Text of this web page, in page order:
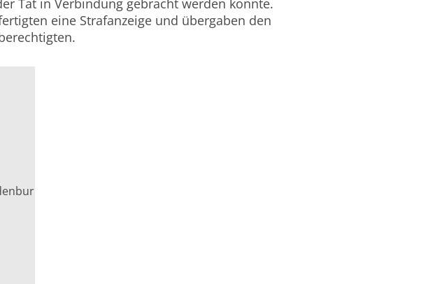
Tat in Verbindung gebracht werden konnte.
eine Strafanzeige und übergaben den